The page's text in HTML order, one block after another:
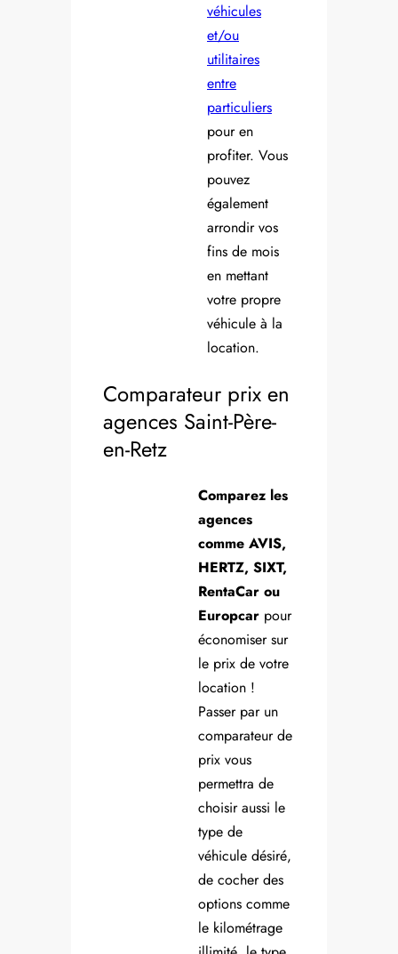
véhicules
et/ou
utilitaires
entre
particuliers
pour en
profiter. Vous
pouvez
également
arrondir vos
fins de mois
en mettant
votre propre
véhicule à la
location.
Comparateur prix en
agences Saint-Père-
en-Retz
Comparez les
agences
comme AVIS,
HERTZ, SIXT,
RentaCar ou
Europcar pour
économiser sur
le prix de votre
location !
Passer par un
comparateur de
prix vous
permettra de
choisir aussi le
type de
véhicule désiré,
de cocher des
options comme
le kilométrage